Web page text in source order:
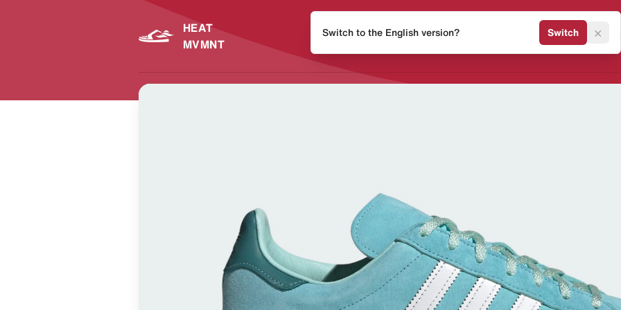
HEAT
MVMNT
Release Kalender Sneaker
Switch to the English version? Switch ×